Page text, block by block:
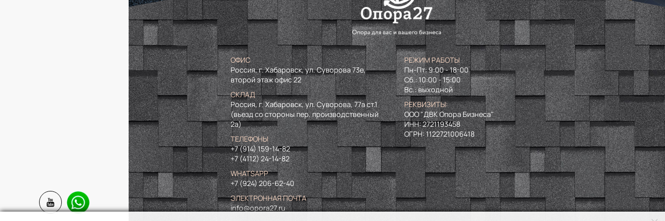
ОФИС
Россия, г. Хабаровск, ул. Суворова 73е,
второй этаж офис 22
СКЛАД
Россия, г. Хабаровск, ул. Суворова, 77а ст.1
(въезд со стороны пер. производственный
2а)
ТЕЛЕФОНЫ
+7 (914) 159-14-82
+7 (4112) 24-14-82
WHATSAPP
+7 (924) 206-62-40
ЭЛЕКТРОННАЯ ПОЧТА
info@opora27.ru
РЕЖИМ РАБОТЫ
Пн-Пт: 9:00 - 18-00
Сб.: 10:00 - 15:00
Вс.: выходной
РЕКВИЗИТЫ:
ООО "ДВК Опора Бизнеса"
ИНН:2721193458
ОГРН:1122721006418